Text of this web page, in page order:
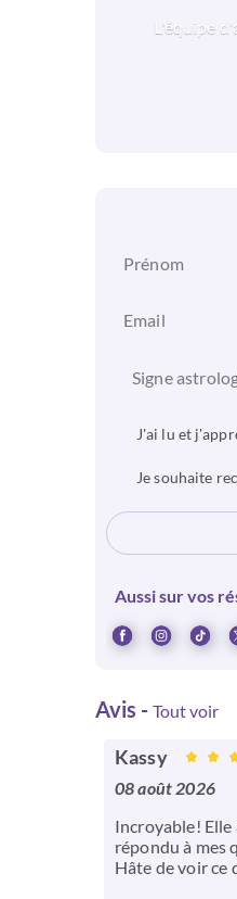
L'équipe
Signe
J'ai lu et
Je souhaite
Aussi sur vos
Avis - Tout voir
Kassy
08 août 2026
Incroyable! Elle
répondu à mes
Hâte de voir ce